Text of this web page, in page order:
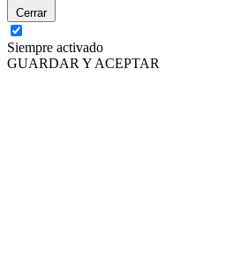
Cerrar
Siempre activado
GUARDAR Y ACEPTAR